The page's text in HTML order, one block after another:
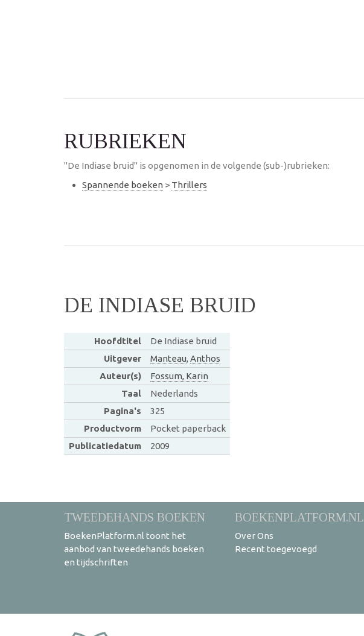
RUBRIEKEN
"De Indiase bruid" is opgenomen in de volgende (sub-)rubrieken:
Spannende boeken > Thrillers
DE INDIASE BRUID
Hoofdtitel
De Indiase bruid
Uitgever
Manteau, Anthos
Auteur(s)
Fossum, Karin
Taal
Nederlands
Pagina's
325
Productvorm
Pocket paperback
Publicatiedatum
2009
TWEEDEHANDS BOEKEN
BoekenPlatform.nl toont het
aanbod van tweedehands boeken
en tijdschriften
BOEKENPLATFORM.NL
Over Ons
Recent toegevoegd